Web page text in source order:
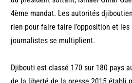
4ème mandat. Les autorités
rien pour faire taire l’opposition et
journalistes se multiplient.
Djibouti est classé 170 sur 180 pays
de la liberté de la presse 2015 établi